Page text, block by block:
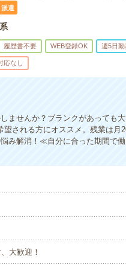
派遣
履歴書不要 WEB登録OK 週5日勤
応なし
ませんか？ブランクがあっても
される方にオススメ。残業は月
み解消！≪自分に合った期間で
大歓迎！